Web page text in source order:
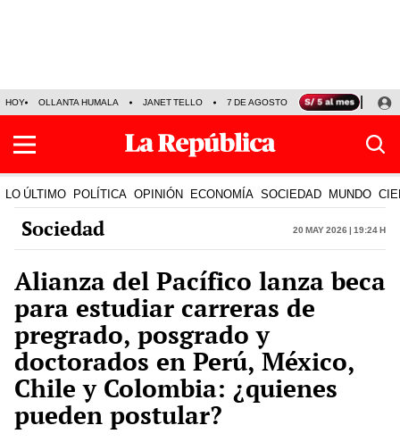
HOY OLLANTA HUMALA JANET TELLO 7 DE AGOSTO TINKA RESULTADOS
LO ÚLTIMO POLÍTICA OPINIÓN ECONOMÍA SOCIEDAD MUNDO
Sociedad 20 May 2026 | 19:24 h
Alianza del Pacífico lanza beca
para estudiar carreras de
pregrado, posgrado y
doctorados en Perú, México,
Chile y Colombia: ¿quienes
pueden postular?